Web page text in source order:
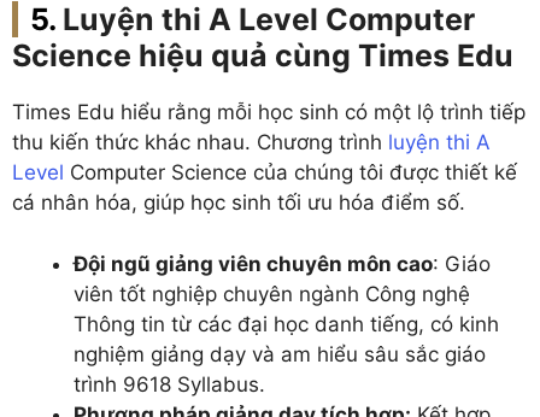
Luyện thi A Level Computer
Science hiệu quả cùng Times Edu
Times Edu hiểu rằng mỗi học sinh có một lộ trình tiếp
thu kiến thức khác nhau. Chương trình luyện thi A
Level Computer Science của chúng tôi được thiết kế
cá nhân hóa, giúp học sinh tối ưu hóa điểm số.
Đội ngũ giảng viên chuyên môn cao: Giáo
viên tốt nghiệp chuyên ngành Công nghệ
Thông tin từ các đại học danh tiếng, có kinh
nghiệm giảng dạy và am hiểu sâu sắc giáo
trình 9618 Syllabus.